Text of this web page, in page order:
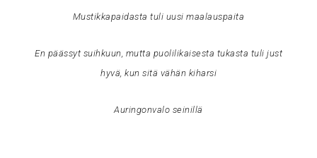
Mustikkapaidasta tuli uusi maalauspaita
En päässyt suihkuun, mutta puolilikaisesta tukasta tuli just
hyvä, kun sitä vähän kiharsi
Auringonvalo seinillä